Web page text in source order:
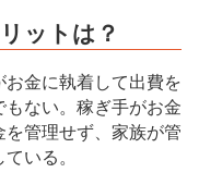
ットは？
金に執着して出費を
ない。稼ぎ手がお金
管理せず、家族が管
いる。